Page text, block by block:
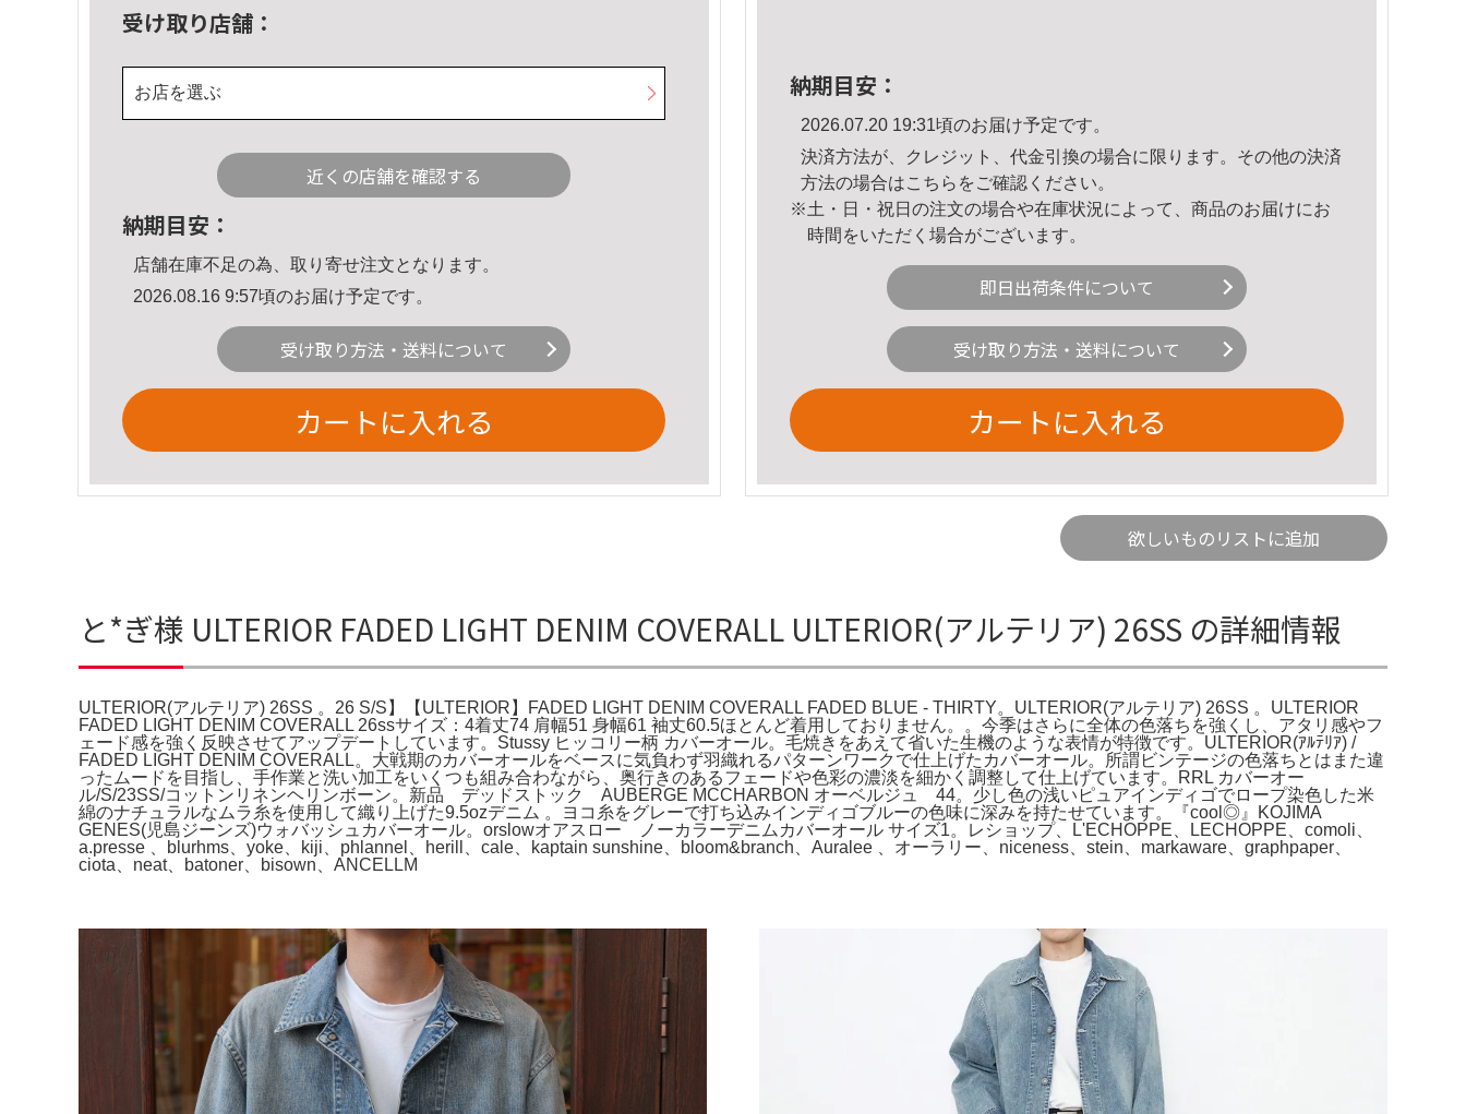
受け取り店舗：
お店を選ぶ
近くの店舗を確認する
納期目安：
店舗在庫不足の為、取り寄せ注文となります。
2026.08.16 9:57頃のお届け予定です。
受け取り方法・送料について
カートに入れる
納期目安：
2026.07.20 19:31頃のお届け予定です。
決済方法が、クレジット、代金引換の場合に限ります。その他の決済
方法の場合はこちら をご確認ください。
※土・日・祝日の注文の場合や在庫状況によって、商品のお届けにお
時間をいただく場合がございます。
即日出荷条件について
受け取り方法・送料について
カートに入れる
欲しいものリストに追加
と*ぎ様 ULTERIOR FADED LIGHT DENIM COVERALL ULTERIOR(アルテリア) 26SS の詳細情報
ULTERIOR(アルテリア) 26SS 。26 S/S】【ULTERIOR】FADED LIGHT DENIM COVERALL FADED BLUE - THIRTY。ULTERIOR(アルテリア) 26SS 。ULTERIOR
FADED LIGHT DENIM COVERALL 26ssサイズ：4着丈74 肩幅51 身幅61 袖丈60.5ほとんど着用しておりません。。今季はさらに全体の色落ちを強くし、アタリ感やフ
ェード感を強く反映させてアップデートしています。Stussy ヒッコリー柄 カバーオール。毛焼きをあえて省いた生機のような表情が特徴です。ULTERIOR(ｱﾙﾃﾘｱ) /
FADED LIGHT DENIM COVERALL。大戦期のカバーオールをベースに気負わず羽織れるパターンワークで仕上げたカバーオール。所謂ビンテージの色落ちとはまた違
ったムードを目指し、手作業と洗い加工をいくつも組み合わながら、奥行きのあるフェードや色彩の濃淡を細かく調整して仕上げています。RRL カバーオー
ル/S/23SS/コットンリネンヘリンボーン。新品 デッドストック AUBERGE MCCHARBON オーベルジュ 44。少し色の浅いピュアインディゴでロープ染色した米
綿のナチュラルなムラ糸を使用して織り上げた9.5ozデニム 。ヨコ糸をグレーで打ち込みインディゴブルーの色味に深みを持たせています。『cool◎』KOJIMA
GENES(児島ジーンズ)ウォバッシュカバーオール。orslowオアスロー ノーカラーデニムカバーオール サイズ1。レショップ、L'ECHOPPE、LECHOPPE、comoli、
a.presse 、blurhms、yoke、kiji、phlannel、herill、cale、kaptain sunshine、bloom&branch、Auralee 、オーラリー、niceness、stein、markaware、graphpaper、
ciota、neat、batoner、bisown、ANCELLM